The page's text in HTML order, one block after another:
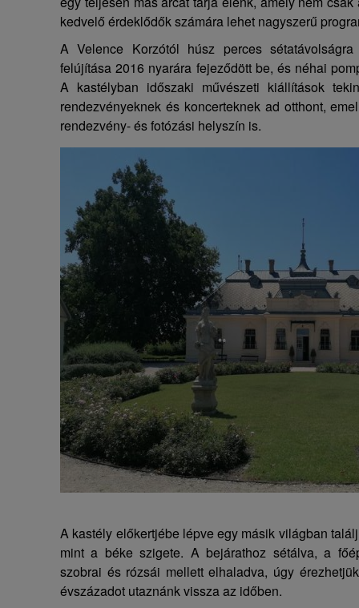
kedvelő érdeklődők számára lehet nagyszerű
A Velence Korzótól húsz perces
felújítása 2016 nyarára fejeződött be, és néhai
A kastélyban időszaki művészeti kiállítások
rendezvényeknek és koncerteknek ad otthont,
rendezvény- és fotózási helyszín is.
A kastély előkertjébe lépve egy másik világban
mint a béke szigete. A bejárathoz sétálva, a
szobrai és rózsái mellett elhaladva, úgy
évszázadot utaznánk vissza az időben.